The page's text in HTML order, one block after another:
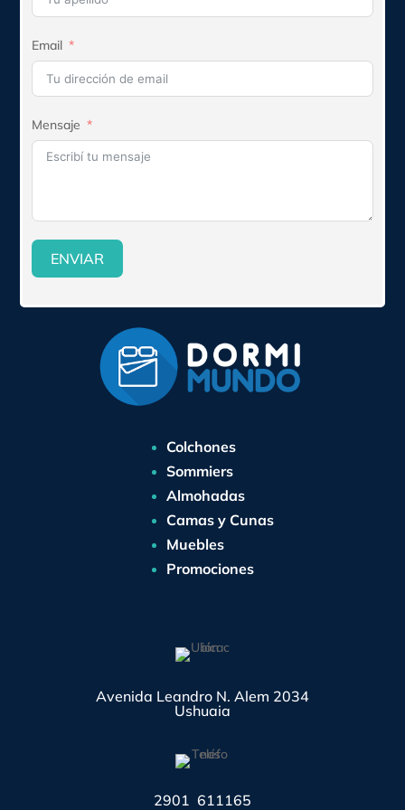
Colchones
Sommiers
Almohadas
Camas y Cunas
Muebles
Promociones
Avenida Leandro N. Alem 2034
Ushuaia
2901 611165
Email
Mensaje
ENVIAR